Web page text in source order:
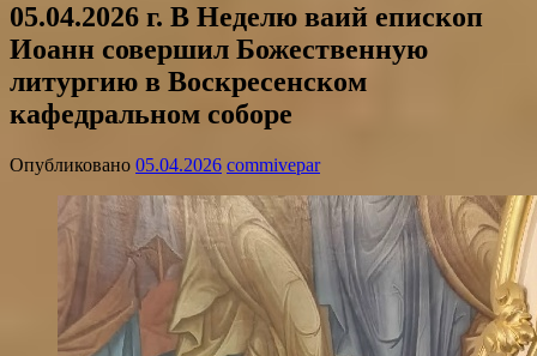
05.04.2026 г. В Неделю ваий епископ
Иоанн совершил Божественную
литургию в Воскресенском
кафедральном соборе
Опубликовано 05.04.2026 commivepar